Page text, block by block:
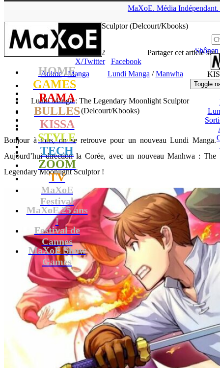
MaXoE. Média Indépendant.
HOME
GAMES
RAMA
BULLES
KISSA
STYLE
TECH
ZOOM
TV
MaXoE
Festival
MaXoE 25 ans
!
Festival de
Cannes
MaXoE Show
Games
Shônen
Toggle
Legendary Moonlight Sculptor (Delcourt/Kbooks)
- 22.07.24, 16:12
Partager cet article sur
X/Twitter
Facebook
Anime/Manga Lundi Manga /Manwha
Lundi Manga : The Legendary Moonlight Sculptor
(Delcourt/Kbooks)
Bonjour à tous, on se retrouve pour un nouveau Lundi Manga.
Aujourd’hui direction la Corée, avec un nouveau Manhwa : The
Legendary Moonlight Sculptor !